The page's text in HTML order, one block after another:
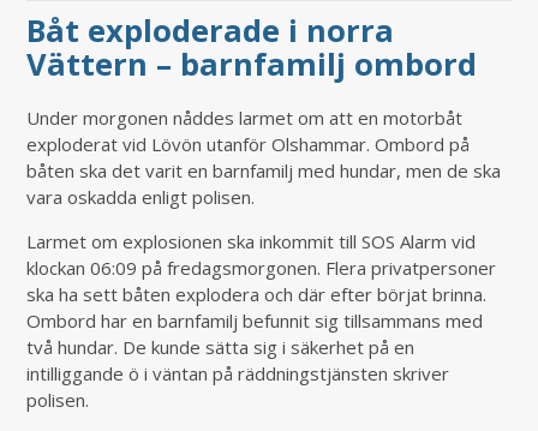
Båt exploderade i norra
Vättern – barnfamilj ombord
Under morgonen nåddes larmet om att en motorbåt
exploderat vid Lövön utanför Olshammar. Ombord på
båten ska det varit en barnfamilj med hundar, men de ska
vara oskadda enligt polisen.
Larmet om explosionen ska inkommit till SOS Alarm vid
klockan 06:09 på fredagsmorgonen. Flera privatpersoner
ska ha sett båten explodera och där efter börjat brinna.
Ombord har en barnfamilj befunnit sig tillsammans med
två hundar. De kunde sätta sig i säkerhet på en
intilliggande ö i väntan på räddningstjänsten skriver
polisen.